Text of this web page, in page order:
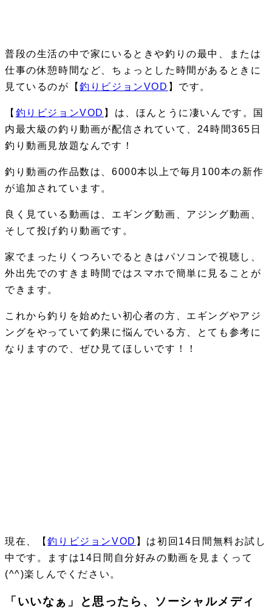
普段の生活の中で家にいるときや釣りの最中、または
仕事の休憩時間など、ちょっとした時間があるときに
見ているのが【釣りビジョンVOD 】です。
【 釣りビジョンVOD 】は、ほんとうに凄いんです。国
内最大級の釣り動画が配信されていて、24時間365日
釣り動画見放題なんです！
釣り動画の作品数は、6000本以上で毎月100本の新作
が追加されています。
良く見ている動画は、エギング動画、アジング動画、
そして投げ釣り動画です。
家でまったりくつろいでるときはパソコンで視聴し、
外出先でのすきま時間ではスマホで簡単に見ることが
できます。
これから釣りを始めたい初心者の方、エギングやアジ
ングをやっていて釣果に悩んでいる方、とても参考に
なりますので、ぜひ見てほしいです！！
現在、【釣りビジョンVOD 】は初回14日間無料お試し
中 です。ますは14日間自分好みの動画を見まくって
(^^)楽しんでください。
「いいなぁ」と思ったら、ソーシャルメディ